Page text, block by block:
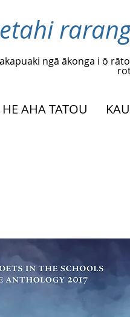
ngā ākonga i ō
HE AHA TATOU